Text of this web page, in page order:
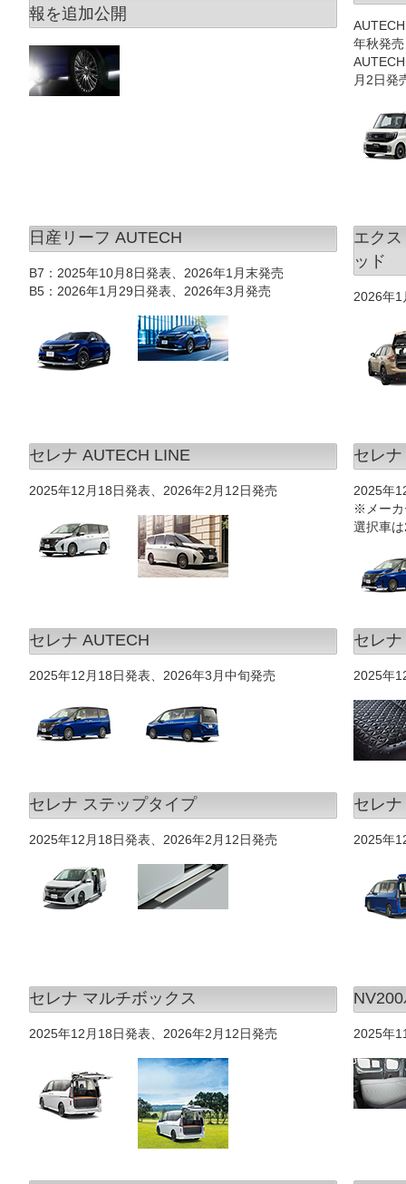
報を追加公開
年秋発売
月2日発
日産リーフ AUTECH
B7：2025年10月8日発表、2026年1月末発売
B5：2026年1月29日発表、2026年3月発売
エク
ッド
2026年1
セレナ AUTECH LINE
2025年12月18日発表、2026年2月12日発売
セレ
2025年
※メーカ
選択車
セレナ AUTECH
2025年12月18日発表、2026年3月中旬発売
セレ
2025年
セレナ ステップタイプ
2025年12月18日発表、2026年2月12日発売
セレ
2025年
セレナ マルチボックス
2025年12月18日発表、2026年2月12日発売 2025年